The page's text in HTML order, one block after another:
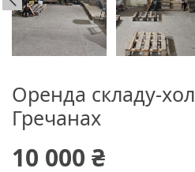
Оренда складу-
Гречанах
10 000 ₴